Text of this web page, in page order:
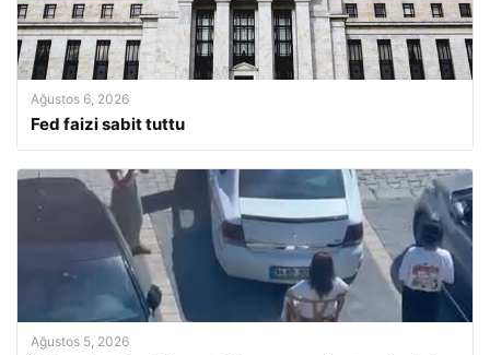
Ağustos 6, 2026
Fed faizi sabit tuttu
Ağustos 5, 2026